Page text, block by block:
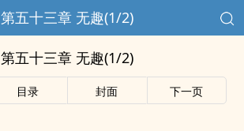
第五十三章 无趣(1/2)
第五十三章 无趣(1/2)
目录 封面 下一页